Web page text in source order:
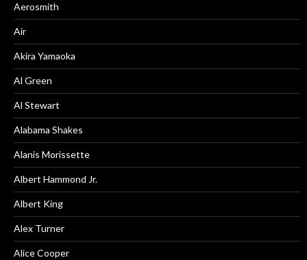
Aerosmith
Air
Akira Yamaoka
Al Green
Al Stewart
Alabama Shakes
Alanis Morissette
Albert Hammond Jr.
Albert King
Alex Turner
Alice Cooper